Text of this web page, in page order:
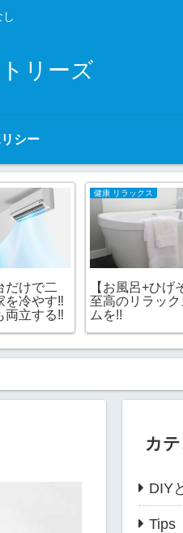
リーズ
シー
だけで二
を冷やす‼︎
両立する‼︎
健康 リラックス
【お風呂+ひげ
至高のリラック
ムを!!
カ
DIY
Tips